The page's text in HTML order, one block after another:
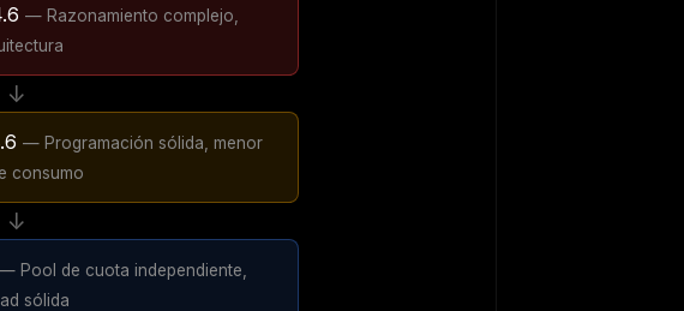
— Razonamiento complejo,
↓
— Programación sólida, menor
consumo
↓
— Pool de cuota independiente,
sólida